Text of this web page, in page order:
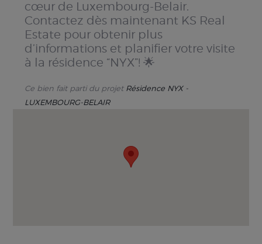
cœur de Luxembourg-Belair.
Contactez dès maintenant KS Real
Estate pour obtenir plus
d’informations et planifier votre visite
à la résidence “NYX”! 🌟
Ce bien fait parti du projet Résidence NYX -
LUXEMBOURG-BELAIR